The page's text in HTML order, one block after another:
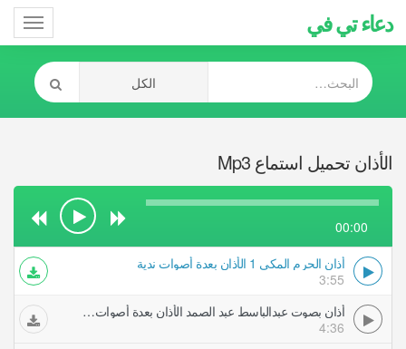
دعاء تي في
الأذان تحميل استماع Mp3
00:00
أذان الحرم المكي 1 الأذان بعدة أصوات ندية
3:55
أذان بصوت عبدالباسط عبد الصمد الأذان بعدة أصوات ندية
4:36